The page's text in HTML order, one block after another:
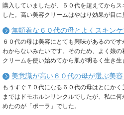
購入していましたが、５０代を超えてから
した。高い美容クリームはやはり効果が目に
無頓着な６０代の母とよくスキン
６０代の母は美容にとても興味があるので
わからないみたいです。そのため、よく娘
クリームを使い始めてから肌が明るく生き生
美意識が高い６０代の母が選ぶ美
もうすぐ７０代になる６０代の母はとにか
まではドモホルンリンクルでしたが、私に
めたのが「ポーラ」でした。